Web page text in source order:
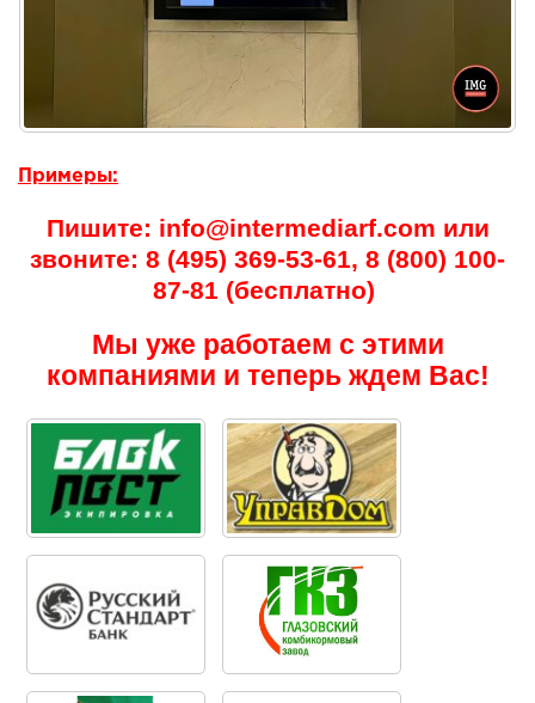
Примеры:
Пишите: info@intermediarf.com или
звоните: 8 (495) 369-53-61, 8 (800) 100-
87-81 (бесплатно)
Мы уже работаем с этими
компаниями и теперь ждем Вас!